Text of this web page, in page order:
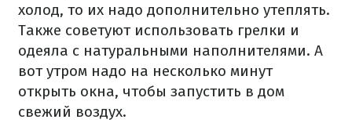
холод, то их надо дополнительно утеплять.
Также советуют использовать грелки и
одеяла с натуральными наполнителями. А
вот утром надо на несколько минут
открыть окна, чтобы запустить в дом
свежий воздух.